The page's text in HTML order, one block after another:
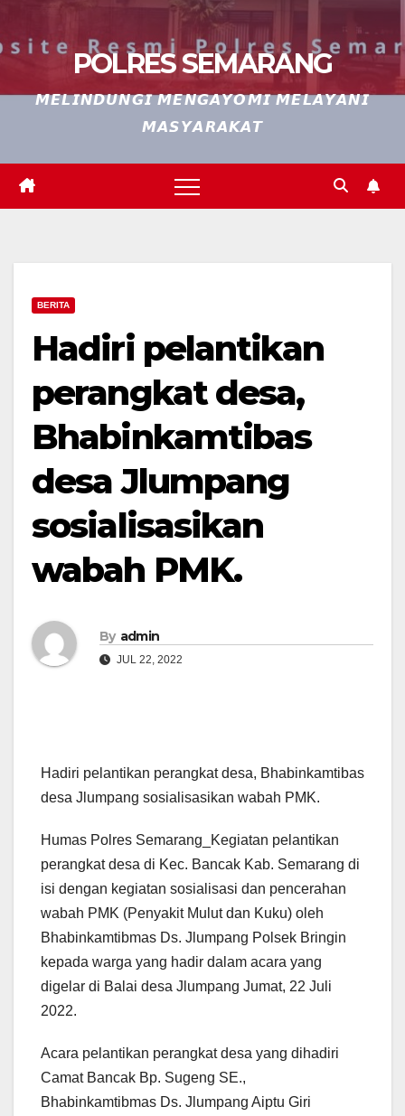
POLRES SEMARANG
𝙈𝙀𝙇𝙄𝙉𝘿𝙐𝙉𝙂𝙄 𝙈𝙀𝙉𝙂𝘼𝙔𝙊𝙈𝙄 𝙈𝙀𝙇𝘼𝙔𝘼𝙉𝙄
𝙈𝘼𝙎𝙔𝘼𝙍𝘼𝙆𝘼𝙏
BERITA
Hadiri pelantikan
perangkat desa,
Bhabinkamtibas
desa Jlumpang
sosialisasikan
wabah PMK.
By admin
JUL 22, 2022
Hadiri pelantikan perangkat desa, Bhabinkamtibas
desa Jlumpang sosialisasikan wabah PMK.
Humas Polres Semarang_Kegiatan pelantikan
perangkat desa di Kec. Bancak Kab. Semarang di
isi dengan kegiatan sosialisasi dan pencerahan
wabah PMK (Penyakit Mulut dan Kuku) oleh
Bhabinkamtibmas Ds. Jlumpang Polsek Bringin
kepada warga yang hadir dalam acara yang
digelar di Balai desa Jlumpang Jumat, 22 Juli
2022.
Acara pelantikan perangkat desa yang dihadiri
Camat Bancak Bp. Sugeng SE.,
Bhabinkamtibmas Ds. Jlumpang Aiptu Giri